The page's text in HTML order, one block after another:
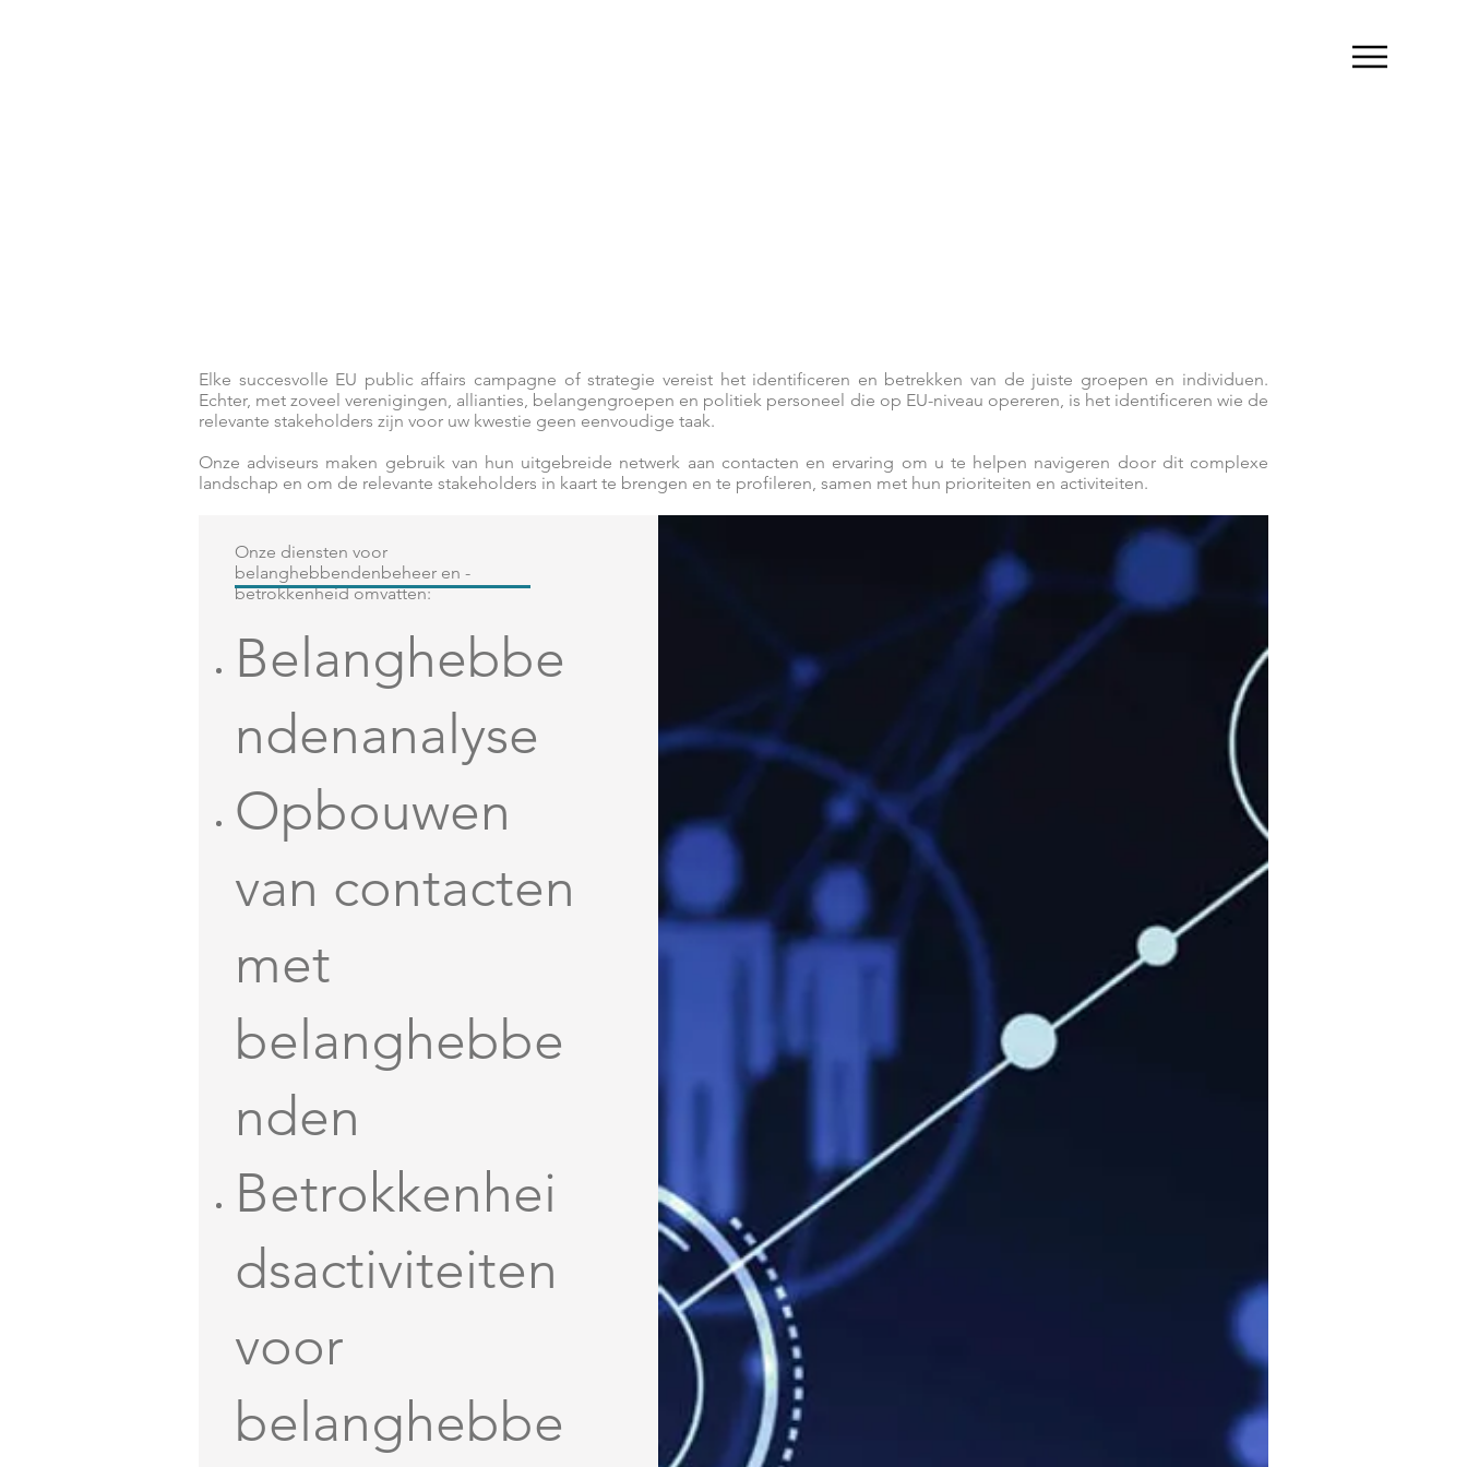
Elke succesvolle EU public affairs campagne of strategie vereist het identificeren en betrekken van de juiste groepen en individuen.
Echter, met zoveel verenigingen, allianties, belangengroepen en politiek personeel die op EU-niveau opereren, is het identificeren wie de
relevante stakeholders zijn voor uw kwestie geen eenvoudige taak.
Onze adviseurs maken gebruik van hun uitgebreide netwerk aan contacten en ervaring om u te helpen navigeren door dit complexe
landschap en om de relevante stakeholders in kaart te brengen en te profileren, samen met hun prioriteiten en activiteiten.
Onze diensten voor
belanghebbendenbeheer en -
betrokkenheid omvatten:
Belanghebbe
ndenanalyse
Opbouwen
van contacten
met
belanghebbe
nden
Betrokkenhei
dsactiviteiten
voor
belanghebbe